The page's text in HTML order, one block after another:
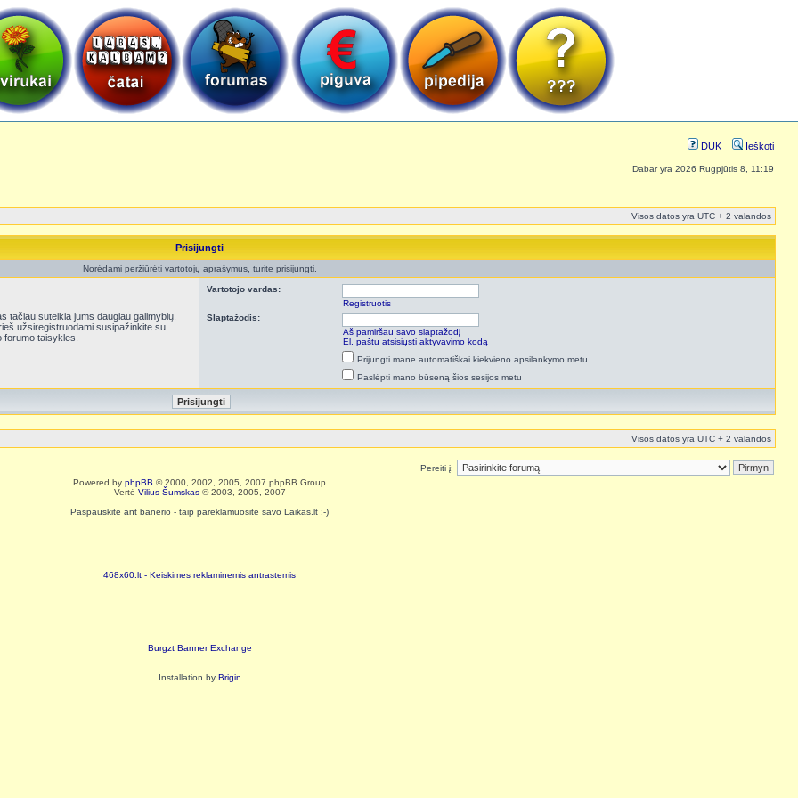
DUK Ieškoti
Dabar yra 2026 Rugpjūtis 8, 11:19
Visos datos yra UTC + 2 valandos
Prisijungti
Norėdami peržiūrėti vartotojų aprašymus, turite prisijungti.
tačiau suteikia jums daugiau galimybių.
užsiregistruodami susipažinkite su
taisykles.
Vartotojo vardas:
Registruotis
Slaptažodis:
Aš pamiršau savo slaptažodį
El. paštu atsisiųsti aktyvavimo kodą
Prijungti mane automatiškai kiekvieno apsilankymo metu
Paslėpti mano būseną šios sesijos metu
Visos datos yra UTC + 2 valandos
Pereiti į:
Powered by phpBB © 2000, 2002, 2005, 2007 phpBB Group
Vertė Vilius Šumskas© 2003, 2005, 2007
Paspauskite ant banerio - taip pareklamuosite savo Laikas.lt :-)
468x60.lt - Keiskimes reklaminemis antrastemis
Burgzt Banner Exchange
Installation by Brigin